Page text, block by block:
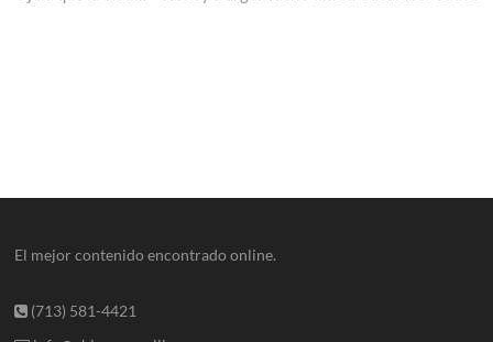
El mejor contenido encontrado online.
(713) 581-4421